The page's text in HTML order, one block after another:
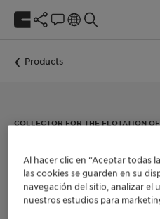
Products
COLLECTOR FOR THE FLOTATION
FLOTINOR™17370 is a very
Al hacer clic en “Aceptar todas
las cookies se guarden en su
navegación del sitio, analizar el
nuestros estudios para